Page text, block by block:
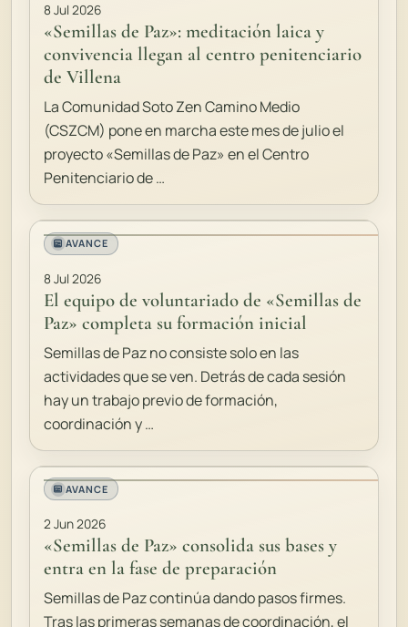
8 Jul 2026
«Semillas de Paz»: meditación laica y
convivencia llegan al centro penitenciario
de Villena
La Comunidad Soto Zen Camino Medio
(CSZCM) pone en marcha este mes de julio el
proyecto «Semillas de Paz» en el Centro
Penitenciario de …
AVANCE
8 Jul 2026
El equipo de voluntariado de «Semillas de
Paz» completa su formación inicial
Semillas de Paz no consiste solo en las
actividades que se ven. Detrás de cada sesión
hay un trabajo previo de formación,
coordinación y …
AVANCE
2 Jun 2026
«Semillas de Paz» consolida sus bases y
entra en la fase de preparación
Semillas de Paz continúa dando pasos firmes.
Tras las primeras semanas de coordinación, el